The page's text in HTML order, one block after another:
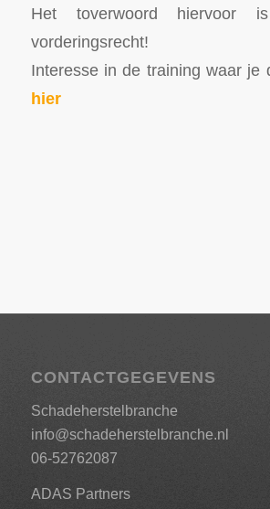
Het toverwoord hiervoor is
vorderingsrecht!
Interesse in de training waar
hier
CONTACTGEGEVENS
Schadeherstelbranche
info@schadeherstelbranche.nl
06-52762087
ADAS Partners